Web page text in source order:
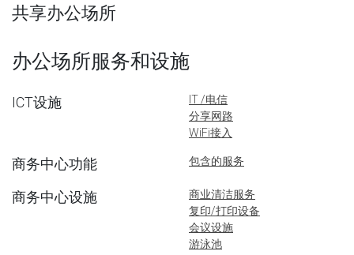
共享办公场所
办公场所服务和设施
ICT设施
IT /电信
分享网路
WiFi接入
商务中心功能 包含的服务
商务中心设施
商业清洁服务
复印/打印设备
会议设施
游泳池